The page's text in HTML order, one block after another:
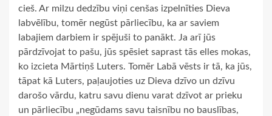
cieš. Ar milzu dedzību viņi cenšas izpelnīties Dieva
labvēlību, tomēr negūst pārliecību, ka ar saviem
labajiem darbiem ir spējuši to panākt. Ja arī jūs
pārdzīvojat to pašu, jūs spēsiet saprast tās elles mokas,
ko izcieta Mārtiņš Luters. Tomēr Labā vēsts ir tā, ka jūs,
tāpat kā Luters, paļaujoties uz Dieva dzīvo un dzīvu
darošo vārdu, katru savu dienu varat dzīvot ar prieku
un pārliecību „negūdams savu taisnību no bauslības,